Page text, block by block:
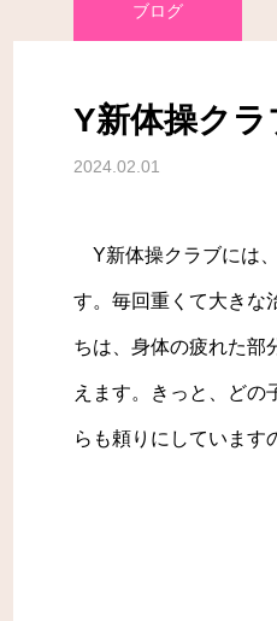
ブログ
Y新体操クラ
2024.02.01
Y新体操クラブには
す。毎回重くて大きな
ちは、身体の疲れた部
えます。きっと、どの
らも頼りにしています